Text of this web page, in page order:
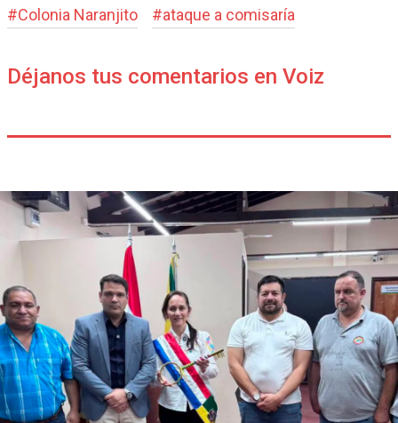
#Colonia Naranjito #ataque a comisaría
Déjanos tus comentarios en Voiz